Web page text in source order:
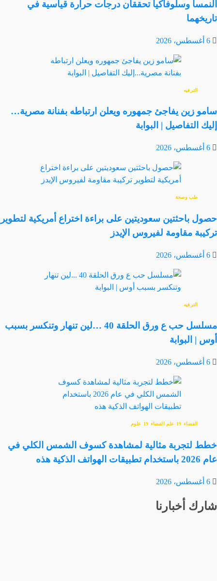
النمسا وسلوفاكيا تحققان درجات حرارة قياسية في
تاريخهما
6 أغسطس، 2026
الترفيه
سامو زين يفاجئ جمهوره ويعلن ارتباطه بفنانة مصرية…
إليك التفاصيل | البوابة
6 أغسطس، 2026
طب وصحة
حصول باحثتين سعوديتين على براءة اختراع أمريكية لتطوير
تركيبة مقاومة لفيروس الإيدز
6 أغسطس، 2026
الترفيه
مسلسل حب ع ورق الحلقة 40 …لين تنهار وتنكسر بسبب
أوس | البوابة
6 أغسطس، 2026
الفضاء علم الفضاء علوم
خطط لتجربة مثالية لمشاهدة كسوف الشمس الكلي في
عام 2026 باستخدام تطبيقات الهواتف الذكية هذه
6 أغسطس، 2026
شارك أخبارنا